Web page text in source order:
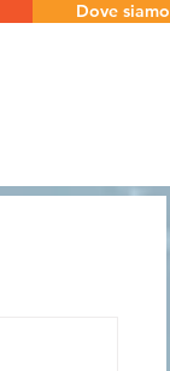
Dove siamo